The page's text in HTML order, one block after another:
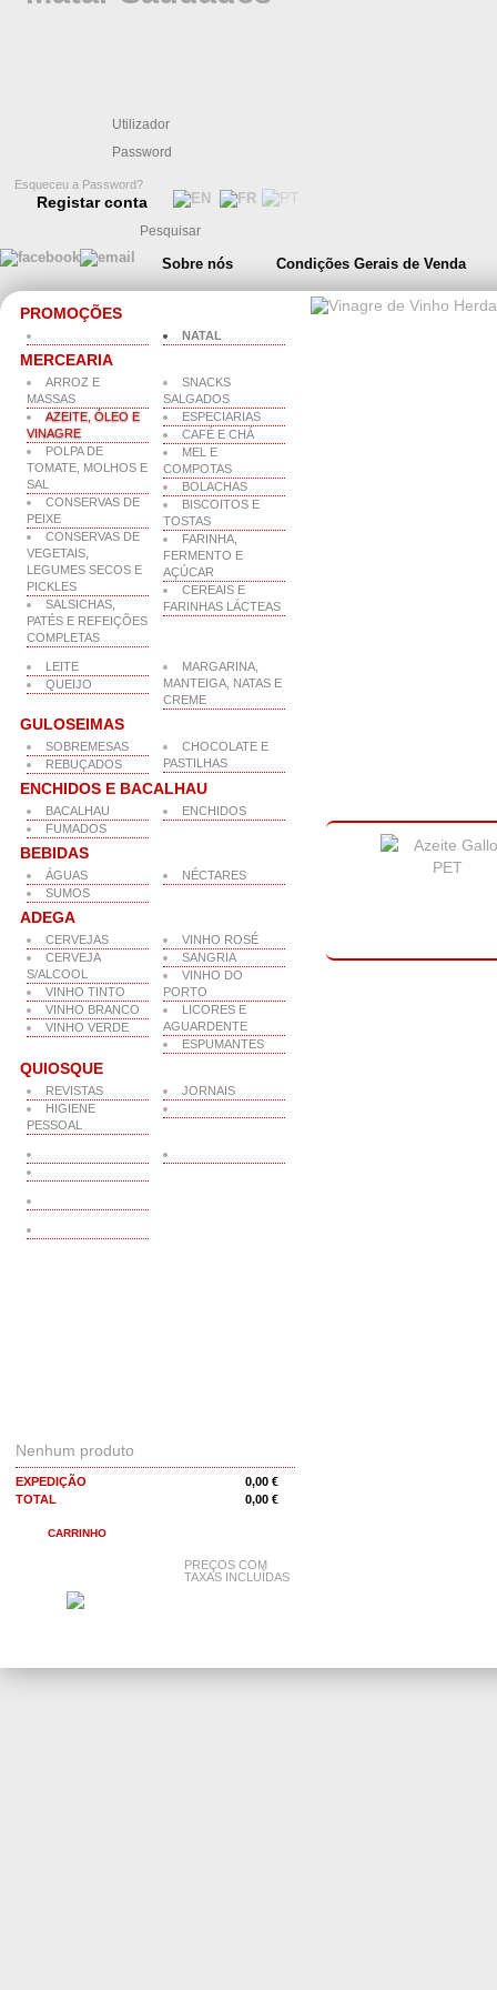
Esqueceu a Password?
Registar conta
Sobre nós Condições Gerais de Venda
PROMOÇÕES
NATAL
MERCEARIA
ARROZ E
MASSAS
AZEITE, ÓLEO E
VINAGRE
POLPA DE
TOMATE, MOLHOS E
SAL
CONSERVAS DE
PEIXE
CONSERVAS DE
VEGETAIS,
LEGUMES SECOS E
PICKLES
SALSICHAS,
PATÉS E REFEIÇÕES
COMPLETAS
SNACKS
SALGADOS
ESPECIARIAS
CAFÉ E CHÁ
MEL E
COMPOTAS
BOLACHAS
BISCOITOS E
TOSTAS
FARINHA,
FERMENTO E
AÇÚCAR
CEREAIS E
FARINHAS LÁCTEAS
LEITE
QUEIJO
MARGARINA,
MANTEIGA, NATAS E
CREME
GULOSEIMAS
SOBREMESAS
REBUÇADOS
CHOCOLATE E
PASTILHAS
ENCHIDOS E BACALHAU
BACALHAU
FUMADOS
ENCHIDOS
BEBIDAS
ÁGUAS
SUMOS
NÉCTARES
ADEGA
CERVEJAS
CERVEJA
S/ALCOOL
VINHO TINTO
VINHO BRANCO
VINHO VERDE
VINHO ROSÉ
SANGRIA
VINHO DO
PORTO
LICORES E
AGUARDENTE
ESPUMANTES
QUIOSQUE
REVISTAS
HIGIENE
PESSOAL
JORNAIS
Nenhum produto
EXPEDIÇÃO
0,00 €
TOTAL
0,00 €
CARRINHO
PREÇOS COM
TAXAS INCLUÍDAS